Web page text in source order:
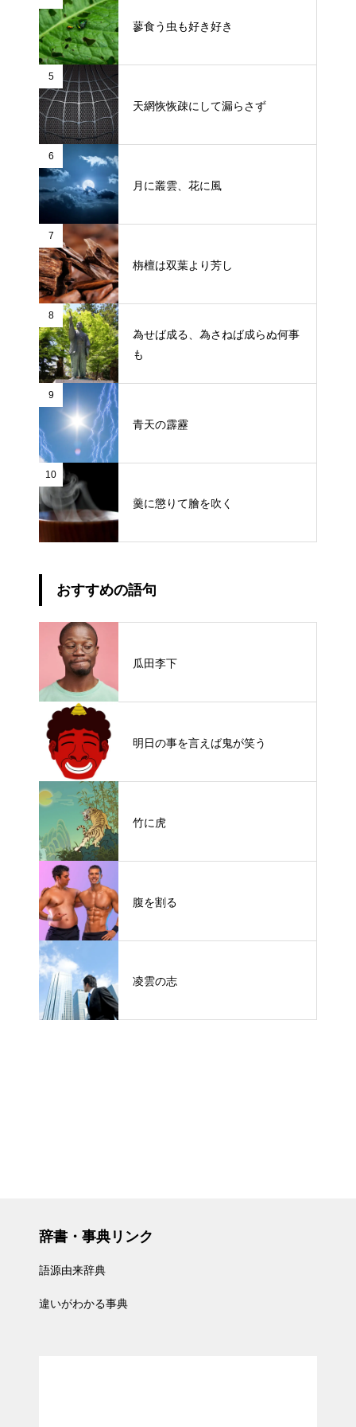
蓼食う虫も好き好き
5
天網恢恢疎にして漏らさず
6
月に叢雲、花に風
7
栴檀は双葉より芳し
8
為せば成る、為さねば成らぬ何事
も
9
青天の霹靂
10
羹に懲りて膾を吹く
おすすめの語句
瓜田李下
明日の事を言えば鬼が笑う
竹に虎
腹を割る
凌雲の志
辞書・事典リンク
語源由来辞典
違いがわかる事典